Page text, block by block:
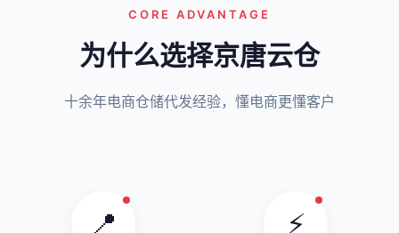
CORE ADVANTAGE
为什么选择京唐云仓
十余年电商仓储代发经验，懂电商更懂客户
📍 ⚡